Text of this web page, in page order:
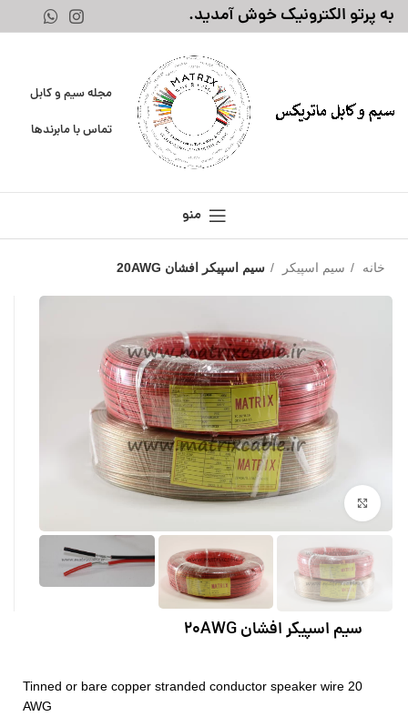
به پرتو الکترونیک خوش آمدید.
مجله سیم و کابل
تماس با مابرندها
منو
خانه سیم اسپیکر سیم اسپیکر افشان 20AWG
بزرگنمایی تصویر
سیم اسپیکر افشان 20AWG
Tinned or bare copper stranded conductor speaker wire 20
AWG